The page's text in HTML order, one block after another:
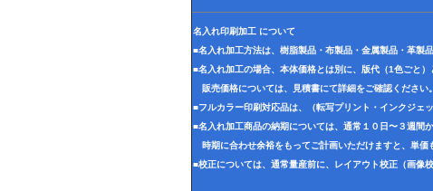
名入れ印刷加工 について
■名入れ加工方法は、樹脂製品・布製品・金属製品・革製
■名入れ加工の場合、本体価格とは別に、版代（1色ごと
販売価格については、見積書にて詳細をご確認ください。
■フルカラー印刷対応品は、（転写プリント・インクジェ
■名入れ加工商品の納期については、通常１０日〜３週間か
時期に合わせ余裕をもってご計画いただけますと、単価
■校正については、通常量産前に、レイアウト校正（画像